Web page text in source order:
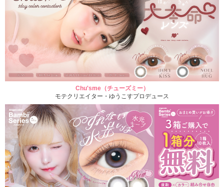
Chu'sme（チューズミー）
モテクリエイター・ゆうこすプロデュース